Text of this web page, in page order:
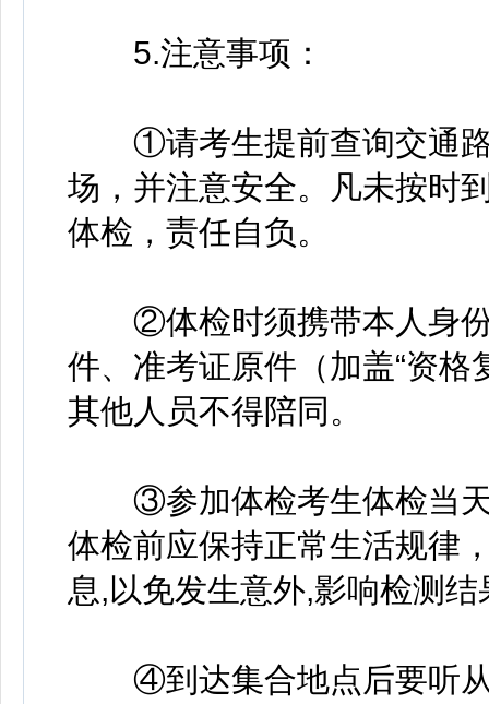
5.注意事项：
①请考生提前查询交通路
场，并注意安全。凡未按时
体检，责任自负。
②体检时须携带本人身份
件、准考证原件（加盖“资格
其他人员不得陪同。
③参加体检考生体检当天
体检前应保持正常生活规律
息,以免发生意外,影响检测结
④到达集合地点后要听从